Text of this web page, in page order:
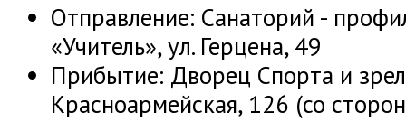
Отправление: Санаторий -
«Учитель», ул. Герцена, 49
Прибытие: Дворец Спорта и
Красноармейская, 126 (со